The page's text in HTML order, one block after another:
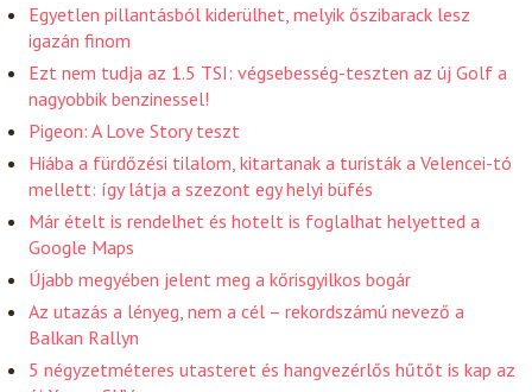
Egyetlen pillantásból kiderülhet, melyik őszibarack lesz
igazán finom
Ezt nem tudja az 1.5 TSI: végsebesség-teszten az új Golf a
nagyobbik benzinessel!
Pigeon: A Love Story teszt
Hiába a fürdőzési tilalom, kitartanak a turisták a Velencei-tó
mellett: így látja a szezont egy helyi büfés
Már ételt is rendelhet és hotelt is foglalhat helyetted a
Google Maps
Újabb megyében jelent meg a kőrisgyilkos bogár
Az utazás a lényeg, nem a cél – rekordszámú nevező a
Balkan Rallyn
5 négyzetméteres utasteret és hangvezérlős hűtőt is kap az